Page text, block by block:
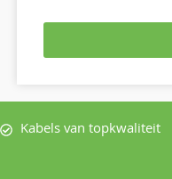
Kabels van topkwaliteit